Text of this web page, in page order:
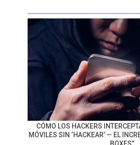
CÓMO LOS HACKERS
MÓVILES SIN ‘HACKEAR’ — EL